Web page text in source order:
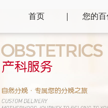
首页 您的百